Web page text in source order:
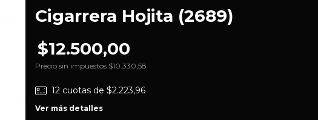
Cigarrera Hojita (2689)
$12.500,00
Precio sin impuestos $10.330,58
12 cuotas de $2.223,96
Ver más detalles